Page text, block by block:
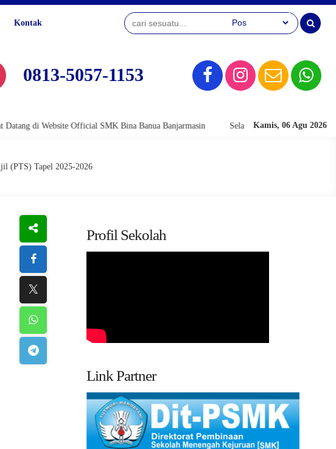
Kontak
0813-5057-1153
Kamis, 06 Agu 2026
di Website Official SMK Bina Banua Banjarmasin Selamat Datang di Website Official
(PTS) Tapel 2025-2026
Profil Sekolah
Link Partner